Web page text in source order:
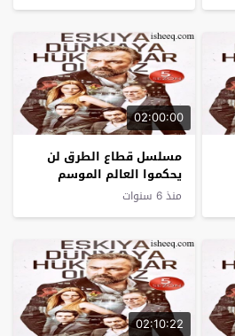
02:00:00
مسلسل قطاع الطرق لن
يحكموا العالم الموسم
الخامس الحلقة 25
منذ 6 سنوات
02:10:22